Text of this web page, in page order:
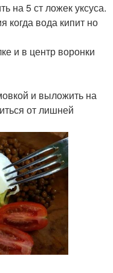
на 5 ст ложек уксуса.
когда вода кипит но
и в центр воронки
и выложить на
от лишней